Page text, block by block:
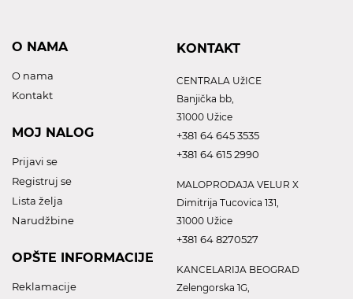
O NAMA
O nama
Kontakt
MOJ NALOG
Prijavi se
Registruj se
Lista želja
Narudžbine
OPŠTE INFORMACIJE
Reklamacije
KONTAKT
CENTRALA UžICE
Banjička bb,
31000 Užice
+381 64 645 3535
+381 64 615 2990
MALOPRODAJA VELUR X
Dimitrija Tucovica 131,
31000 Užice
+381 64 8270527
KANCELARIJA BEOGRAD
Zelengorska 1G,